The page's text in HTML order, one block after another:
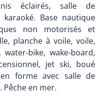
éclairés, salle de
Base nautique
non motorisés et
planche à voile, voile,
bike, wake-board,
jet ski, boué
forme avec salle de
Pêche en mer.